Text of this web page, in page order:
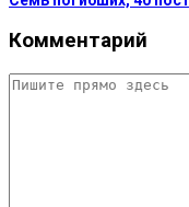
Комментарий